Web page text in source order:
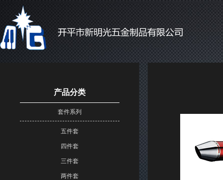
产品分类
套件系列
五件套
四件套
三件套
两件套